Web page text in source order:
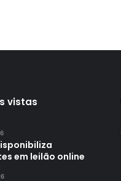
vistas
em leilão online